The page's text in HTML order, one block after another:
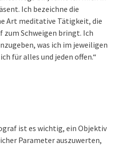
Ich bezeichne die
Art meditative Tätigkeit, die
zum Schweigen bringt. Ich
was ich im jeweiligen
für alles und jeden offen.“
ist es wichtig, ein Objektiv
Parameter auszuwerten,